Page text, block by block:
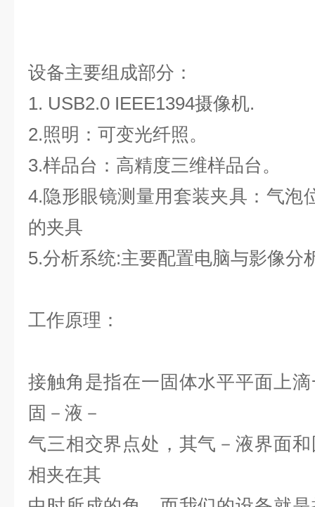
设备主要组成部分：
1. USB2.0 IEEE1394摄像机.
2.照明：可变光纤照。
3.样品台：高精度三维样品台。
4.隐形眼镜测量用套装夹具：气泡
的夹具
5.分析系统:主要配置电脑与影像分
工作原理：
接触角是指在一固体水平平面上
固－液－
气三相交界点处，其气－液界面
相夹在其